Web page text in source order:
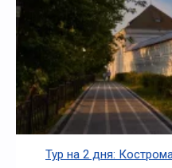
Тур на 2 дня: